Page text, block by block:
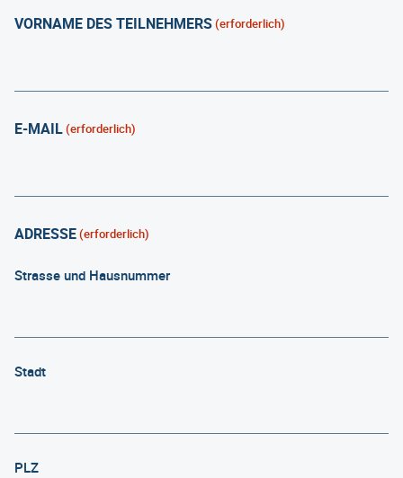
VORNAME DES TEILNEHMERS(erforderlich)
E-MAIL(erforderlich)
ADRESSE(erforderlich)
Strasse und Hausnummer
Stadt
PLZ